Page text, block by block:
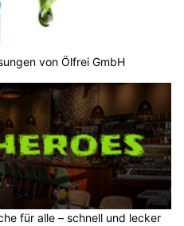
von Ölfrei GmbH
für alle – schnell und lecker